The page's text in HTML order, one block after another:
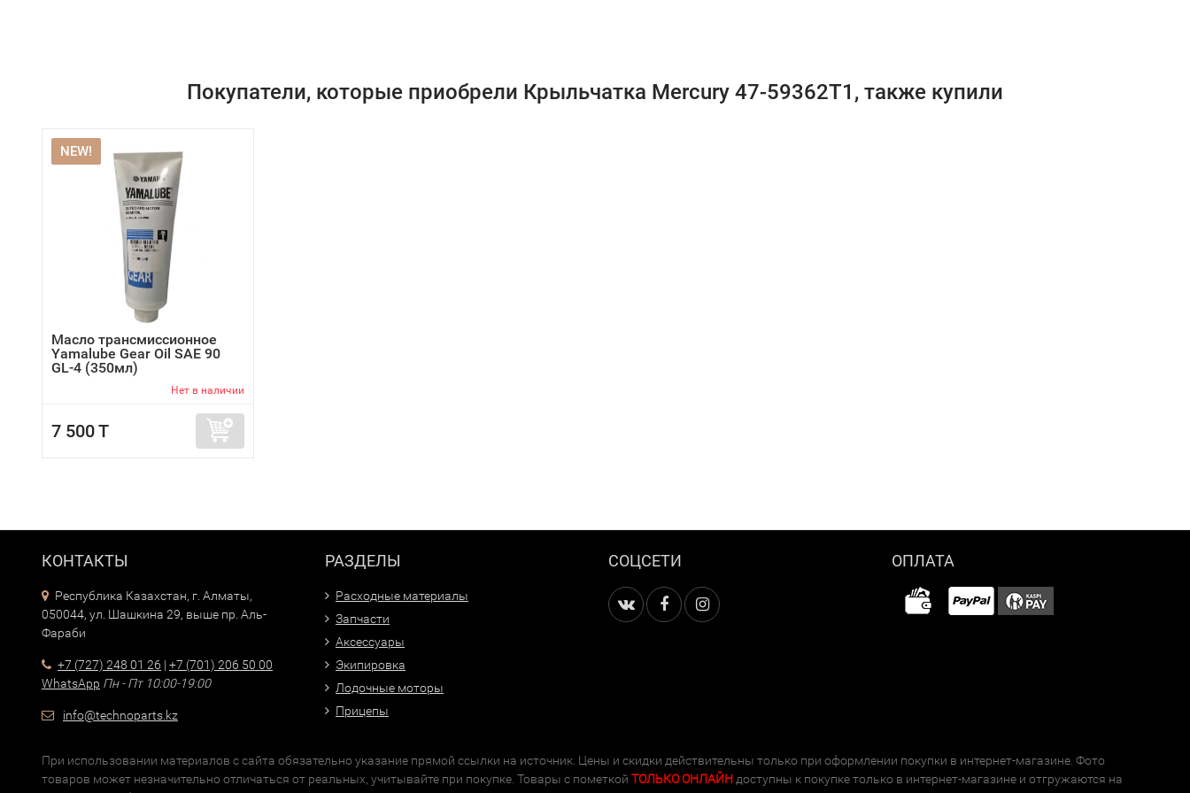
Покупатели, которые приобрели Крыльчатка Mercury 47-59362T1, также купили
NEW!
Масло трансмиссионное
Yamalube Gear Oil SAE 90
GL-4 (350мл)
Нет в наличии
7 500 T
КОНТАКТЫ
Республика Казахстан, г. Алматы,
050044, ул. Шашкина 29, выше пр. Аль-
Фараби
+7 (727) 248 01 26 | +7 (701) 206 50 00
WhatsApp Пн - Пт 10:00-19:00
info@technoparts.kz
РАЗДЕЛЫ
Расходные материалы
Запчасти
Аксессуары
Экипировка
Лодочные моторы
Прицепы
СОЦСЕТИ ОПЛАТА
При использовании материалов с сайта обязательно указание прямой ссылки на источник. Цены и скидки действительны только при оформлении покупки в интернет-магазине. Фото
товаров может незначительно отличаться от реальных, учитывайте при покупке. Товары с пометкой ТОЛЬКО ОНЛАЙН доступны к покупке только в интернет-магазине и отгружаются на